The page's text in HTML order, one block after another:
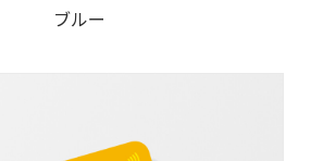
ブルー